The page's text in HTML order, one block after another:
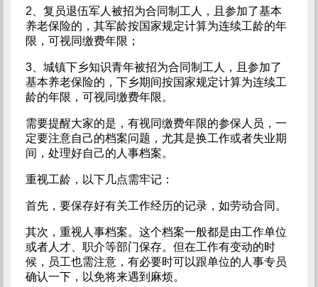
2、复员退伍军人被招为合同制工人，且参加了基本
养老保险的，其军龄按国家规定计算为连续工龄的年
限，可视同缴费年限；
3、城镇下乡知识青年被招为合同制工人，且参加了
基本养老保险的，下乡期间按国家规定计算为连续工
龄的年限，可视同缴费年限。
需要提醒大家的是，有视同缴费年限的参保人员，一
定要注意自己的档案问题，尤其是换工作或者失业期
间，处理好自己的人事档案。
重视工龄，以下几点需牢记：
首先，要保存好有关工作经历的记录，如劳动合同。
其次，重视人事档案。这个档案一般都是由工作单位
或者人才、职介等部门保存。但在工作有变动的时
候，员工也需注意，有必要时可以跟单位的人事专员
确认一下，以免将来遇到麻烦。